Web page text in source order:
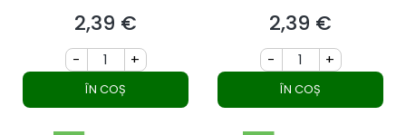
Preț
2,39 €
- +
ÎN COȘ
Preț
2,39 €
- +
ÎN COȘ